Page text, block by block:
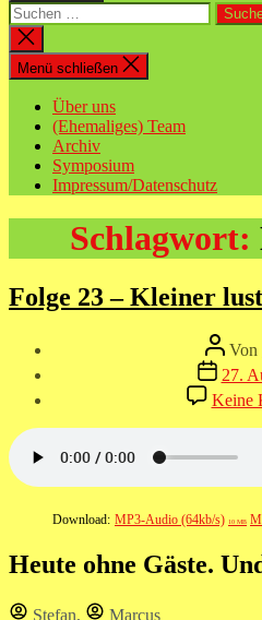
Suchen
nach:
Suche
schließen
Menü schließen
Über uns
(Ehemaliges) Team
Archiv
Symposium
Impressum/Datenschutz
Schlagwort:
Folge 23 – Kleiner
Von
27.
Keine
Download: MP3-Audio (64kb/s) 10 MB
Heute ohne Gäste.
Stefan, Marcus